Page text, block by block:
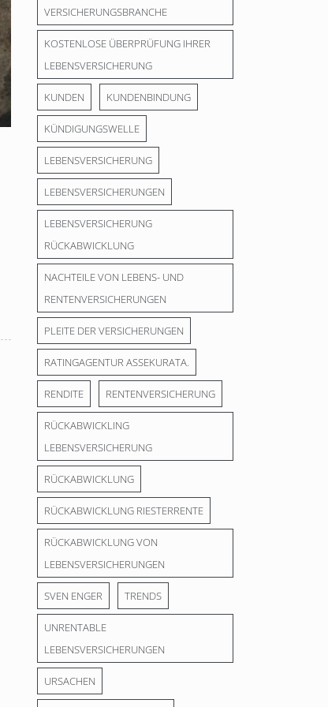
VERSICHERUNGSBRANCHE
KOSTENLOSE ÜBERPRÜFUNG IHRER
LEBENSVERSICHERUNG
KUNDEN KUNDENBINDUNG
KÜNDIGUNGSWELLE
LEBENSVERSICHERUNG
LEBENSVERSICHERUNGEN
LEBENSVERSICHERUNG
RÜCKABWICKLUNG
NACHTEILE VON LEBENS- UND
RENTENVERSICHERUNGEN
PLEITE DER VERSICHERUNGEN
RATINGAGENTUR ASSEKURATA.
RENDITE RENTENVERSICHERUNG
RÜCKABWICKLING
LEBENSVERSICHERUNG
RÜCKABWICKLUNG
RÜCKABWICKLUNG RIESTERRENTE
RÜCKABWICKLUNG VON
LEBENSVERSICHERUNGEN
SVEN ENGER TRENDS
UNRENTABLE
LEBENSVERSICHERUNGEN
URSACHEN